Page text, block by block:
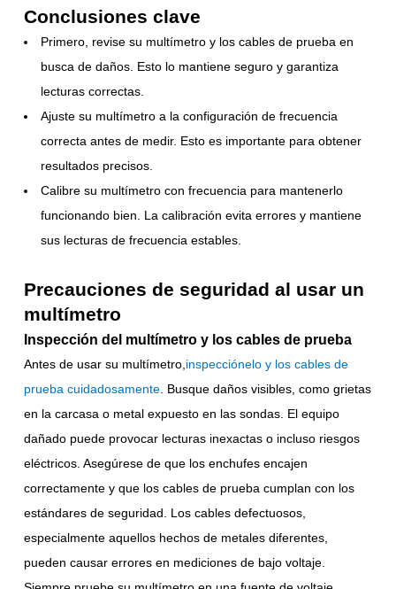
Conclusiones clave
Primero, revise su multímetro y los cables de prueba en
busca de daños. Esto lo mantiene seguro y garantiza
lecturas correctas.
Ajuste su multímetro a la configuración de frecuencia
correcta antes de medir. Esto es importante para obtener
resultados precisos.
Calibre su multímetro con frecuencia para mantenerlo
funcionando bien. La calibración evita errores y mantiene
sus lecturas de frecuencia estables.
Precauciones de seguridad al usar un
multímetro
Inspección del multímetro y los cables de prueba
Antes de usar su multímetro, inspecciónelo y los cables de
prueba cuidadosamente . Busque daños visibles, como grietas
en la carcasa o metal expuesto en las sondas. El equipo
dañado puede provocar lecturas inexactas o incluso riesgos
eléctricos. Asegúrese de que los enchufes encajen
correctamente y que los cables de prueba cumplan con los
estándares de seguridad. Los cables defectuosos,
especialmente aquellos hechos de metales diferentes,
pueden causar errores en mediciones de bajo voltaje.